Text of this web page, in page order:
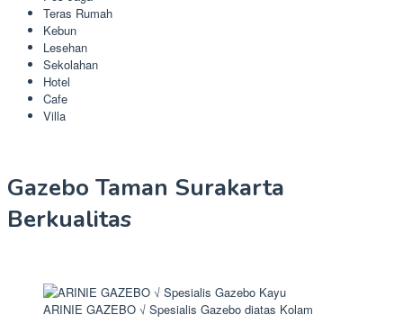
Teras Rumah
Kebun
Lesehan
Sekolahan
Hotel
Cafe
Villa
Gazebo Taman Surakarta
Berkualitas
ARINIE GAZEBO √ Spesialis Gazebo diatas Kolam